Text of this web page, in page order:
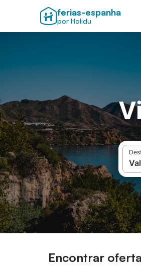
ferias-espanha
por Holidu
Encontrar